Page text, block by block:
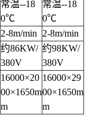
常温--18
0℃
常温--18
0℃
2-8m/min 2-8m/min
约86KW/
380V
约98KW/
380V
16000×20
00×1650m
m
16000×29
00×1650m
m